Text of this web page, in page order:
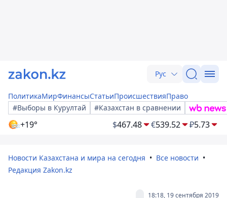
Рус
ПолитикаМирФинансыСтатьиПроисшествияПраво
#Выборы в Курултай
#Казахстан в сравнении
+19° $467.48 €539.52 ₽5.73
Новости Казахстана и мира на сегодня
Все новости
Редакция Zakon.kz
18:18, 19 сентября 2019